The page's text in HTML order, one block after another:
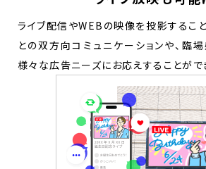
ライブ配信やWEBの映像を投影するこ
との双方向コミュニケーションや、臨
様々な広告ニーズにお応えすることがで